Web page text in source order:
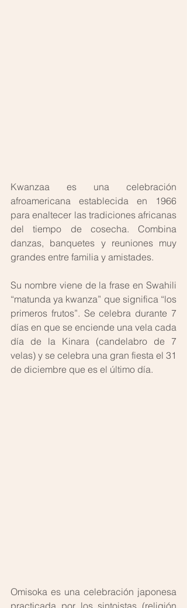
Kwanzaa es una celebración
afroamericana establecida en 1966
para enaltecer las tradiciones africanas
del tiempo de cosecha. Combina
danzas, banquetes y reuniones muy
grandes entre familia y amistades.
Su nombre viene de la frase en Swahili
“matunda ya kwanza” que significa “los
primeros frutos”. Se celebra durante 7
días en que se enciende una vela cada
día de la Kinara (candelabro de 7
velas) y se celebra una gran fiesta el 31
de diciembre que es el último día.
Omisoka es una celebración japonesa
practicada por los sintoistas (religión